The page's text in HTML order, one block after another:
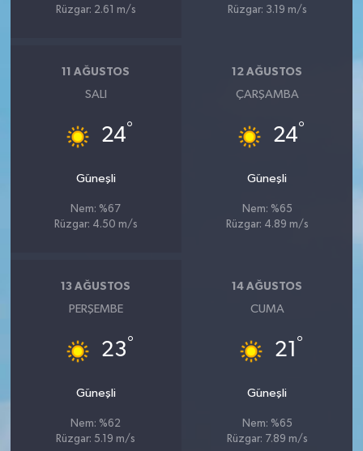
Rüzgar: 2.61 m/s
Rüzgar: 3.19 m/s
11 AĞUSTOS
SALI
24°
Güneşli
Nem: %67
Rüzgar: 4.50 m/s
12 AĞUSTOS
ÇARŞAMBA
24°
Güneşli
Nem: %65
Rüzgar: 4.89 m/s
13 AĞUSTOS
PERŞEMBE
23°
Güneşli
Nem: %62
Rüzgar: 5.19 m/s
14 AĞUSTOS
CUMA
21 °
Güneşli
Nem: %65
Rüzgar: 7.89 m/s